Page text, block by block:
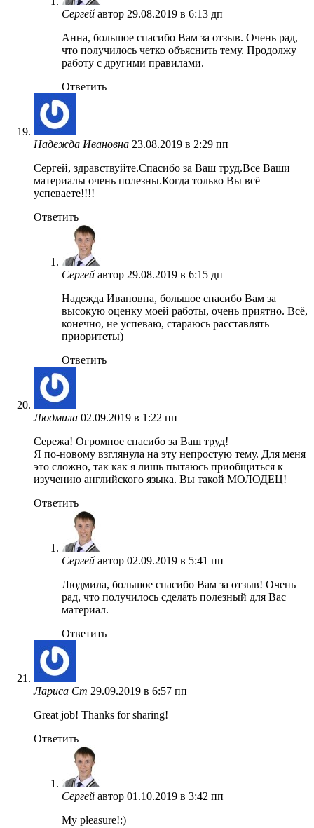
Сергей автор 29.08.2019 в 6:13 дп
Анна, большое спасибо Вам за отзыв. Очень рад,
что получилось четко объяснить тему. Продолжу
работу с другими правилами.
Ответить
Надежда Ивановна 23.08.2019 в 2:29 пп
Сергей, здравствуйте.Спасибо за Ваш труд.Все Ваши
материалы очень полезны.Когда только Вы всё
успеваете!!!!
Ответить
Сергей автор 29.08.2019 в 6:15 дп
Надежда Ивановна, большое спасибо Вам за
высокую оценку моей работы, очень приятно. Всё,
конечно, не успеваю, стараюсь расставлять
приоритеты)
Ответить
Людмила 02.09.2019 в 1:22 пп
Сережа! Огромное спасибо за Ваш труд!
Я по-новому взглянула на эту непростую тему. Для меня
это сложно, так как я лишь пытаюсь приобщиться к
изучению английского языка. Вы такой МОЛОДЕЦ!
Ответить
Сергей автор 02.09.2019 в 5:41 пп
Людмила, большое спасибо Вам за отзыв! Очень
рад, что получилось сделать полезный для Вас
материал.
Ответить
Лариса Ст 29.09.2019 в 6:57 пп
Great job! Thanks for sharing!
Ответить
Сергей автор 01.10.2019 в 3:42 пп
My pleasure!:)